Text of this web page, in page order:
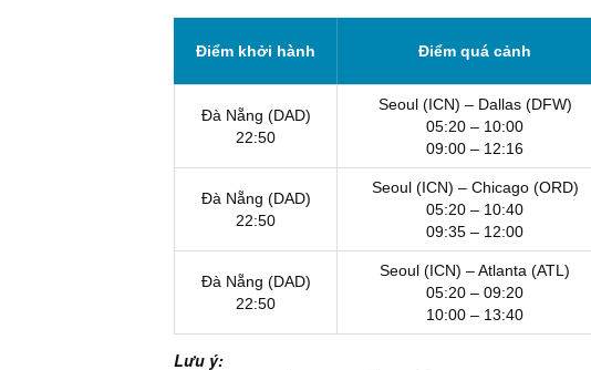
Điểm khởi hành Điểm quá cảnh
Đà Nẵng (DAD)
22:50
Seoul (ICN) – Dallas (DFW)
05:20 – 10:00
09:00 – 12:16
Đà Nẵng (DAD)
22:50
Seoul (ICN) – Chicago (ORD)
05:20 – 10:40
09:35 – 12:00
Đà Nẵng (DAD)
22:50
Seoul (ICN) – Atlanta (ATL)
05:20 – 09:20
10:00 – 13:40
Lưu ý: